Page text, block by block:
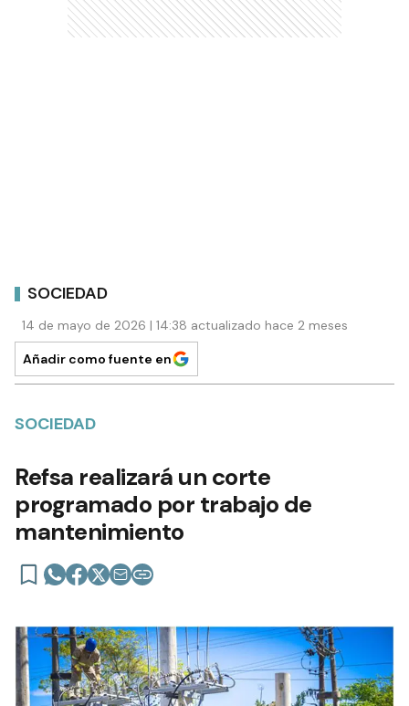
SOCIEDAD
14 de mayo de 2026 | 14:38 actualizado hace 2 meses
Añadir como fuente en
SOCIEDAD
Refsa realizará un corte
programado por trabajo de
mantenimiento